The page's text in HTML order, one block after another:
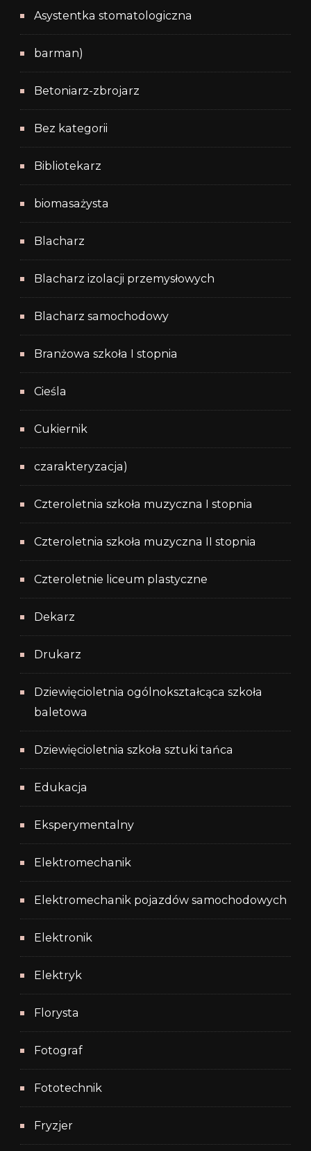
Asystentka stomatologiczna
barman)
Betoniarz-zbrojarz
Bez kategorii
Bibliotekarz
biomasażysta
Blacharz
Blacharz izolacji przemysłowych
Blacharz samochodowy
Branżowa szkoła I stopnia
Cieśla
Cukiernik
czarakteryzacja)
Czteroletnia szkoła muzyczna I stopnia
Czteroletnia szkoła muzyczna II stopnia
Czteroletnie liceum plastyczne
Dekarz
Drukarz
Dziewięcioletnia ogólnokształcąca szkoła
baletowa
Dziewięcioletnia szkoła sztuki tańca
Edukacja
Eksperymentalny
Elektromechanik
Elektromechanik pojazdów samochodowych
Elektronik
Elektryk
Florysta
Fotograf
Fototechnik
Fryzjer